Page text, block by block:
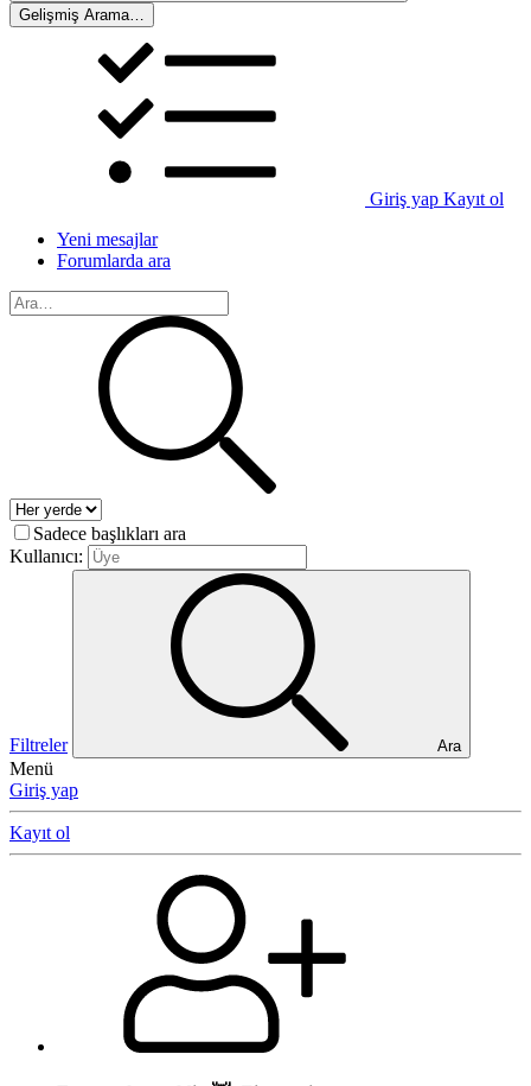
Gelişmiş Arama…
Giriş yap Kayıt ol
Yeni mesajlar
Forumlarda ara
Sadece başlıkları ara
Kullanıcı:
Filtreler Ara
Menü
Giriş yap
Kayıt ol